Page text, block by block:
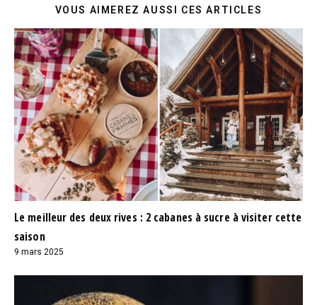
VOUS AIMEREZ AUSSI CES ARTICLES
Le meilleur des deux rives : 2 cabanes à sucre à visiter cette
saison
9 mars 2025